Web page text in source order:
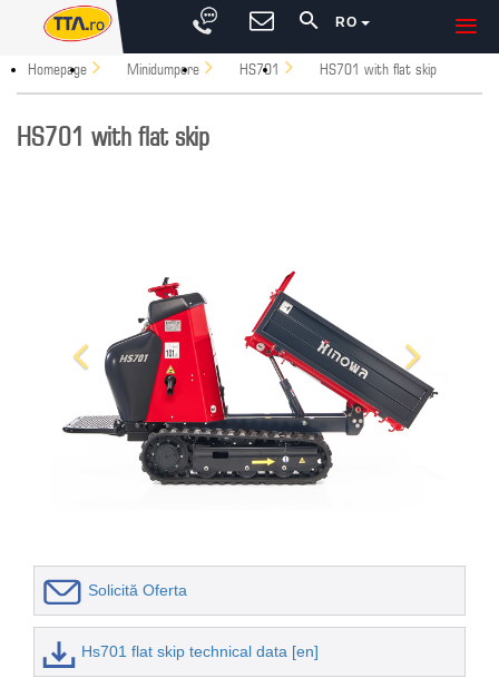
RO
Homepage Minidumpere HS701 HS701 with flat skip
HS701 with flat skip
Solicită Oferta
Hs701 flat skip technical data [en]